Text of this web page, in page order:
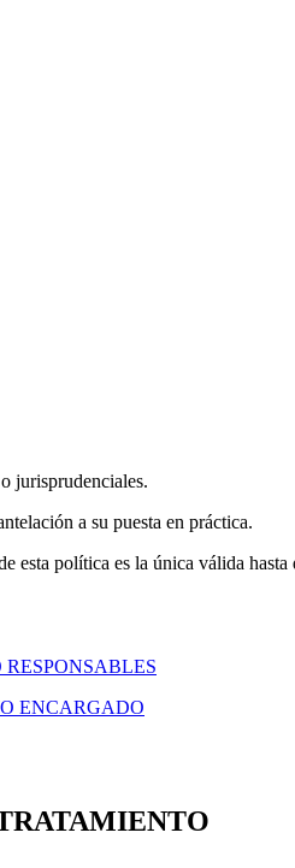
jurisprudenciales.
a su puesta en práctica.
política es la única válida
ENCARGADO